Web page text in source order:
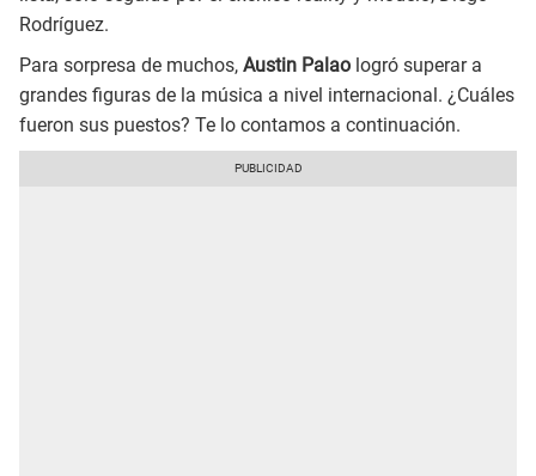
Rodríguez.
Para sorpresa de muchos, Austin Palao logró superar a
grandes figuras de la música a nivel internacional. ¿Cuáles
fueron sus puestos? Te lo contamos a continuación.